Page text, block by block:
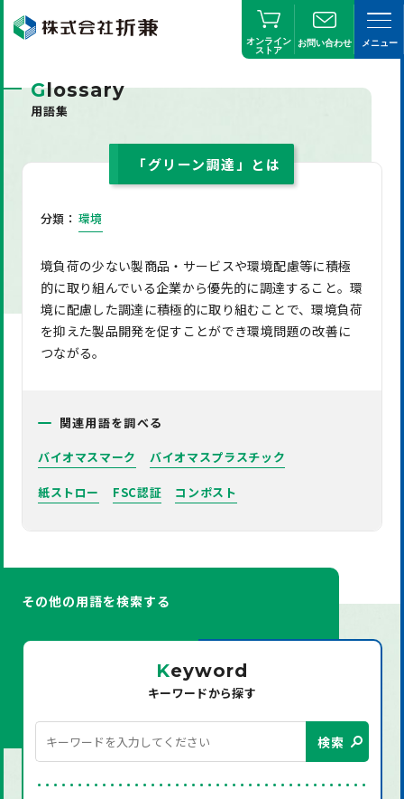
オンライン
ストア
お問い合わせ メニュー
Glossary
用語集
「グリーン調達」とは
分類： 環境
境負荷の少ない製商品・サービスや環境配慮等に積極
的に取り組んでいる企業から優先的に調達すること。環
境に配慮した調達に積極的に取り組むことで、環境負荷
を抑えた製品開発を促すことができ環境問題の改善に
つながる。
関連用語を調べる
バイオマスマーク
バイオマスプラスチック
紙ストロー FSC認証 コンポスト
その他の用語を検索する
Keyword
キーワードから探す
検索